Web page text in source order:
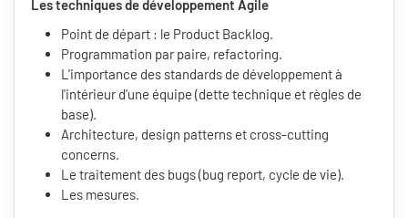
Les techniques de développement Agile
Point de départ : le Product Backlog.
Programmation par paire, refactoring.
L'importance des standards de développement à
l'intérieur d'une équipe (dette technique et règles de
base).
Architecture, design patterns et cross-cutting
concerns.
Le traitement des bugs (bug report, cycle de vie).
Les mesures.